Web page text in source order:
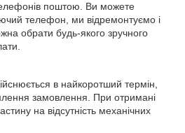
поштою. Ви можете
телефон, ми відремонтуємо і
обрати будь-якого зручного
в найкоротший термін,
замовлення. При отримані
на відсутність механічних